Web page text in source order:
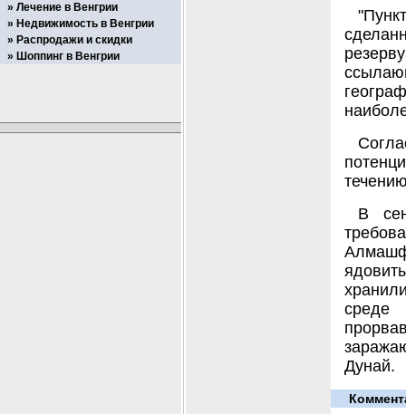
В
среде
Дунай.
Лечение в Венгрии
Недвижимость в Венгрии
Распродажи и скидки
Шоппинг в Венгрии